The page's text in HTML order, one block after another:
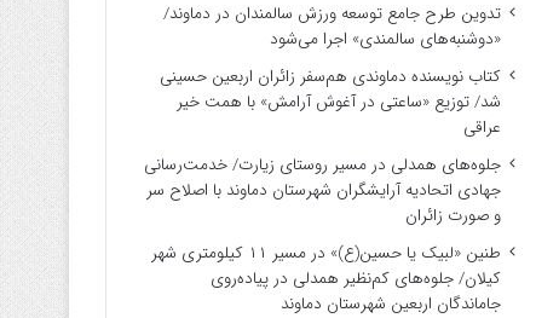
تدوین طرح جامع توسعه ورزش سالمندان در دماوند/
«دوشنبه‌های سالمندی» اجرا می‌شود
کتاب نویسنده دماوندی هم‌سفر زائران اربعین حسینی
شد/ توزیع «ساعتی در آغوش آرامش» با همت خیر
عراقی
جلوه‌های همدلی در مسیر روستای زیارت/ خدمت‌رسانی
جهادی اتحادیه آرایشگران شهرستان دماوند با اصلاح سر
و صورت زائران
طنین «لبیک یا حسین(ع)» در مسیر ۱۱ کیلومتری شهر
کیلان/ جلوه‌های کم‌نظیر همدلی در پیاده‌روی
جاماندگان اربعین شهرستان دماوند